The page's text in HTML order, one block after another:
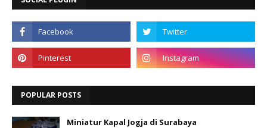
POPULAR POSTS
Miniatur Kapal Jogja di Surabaya